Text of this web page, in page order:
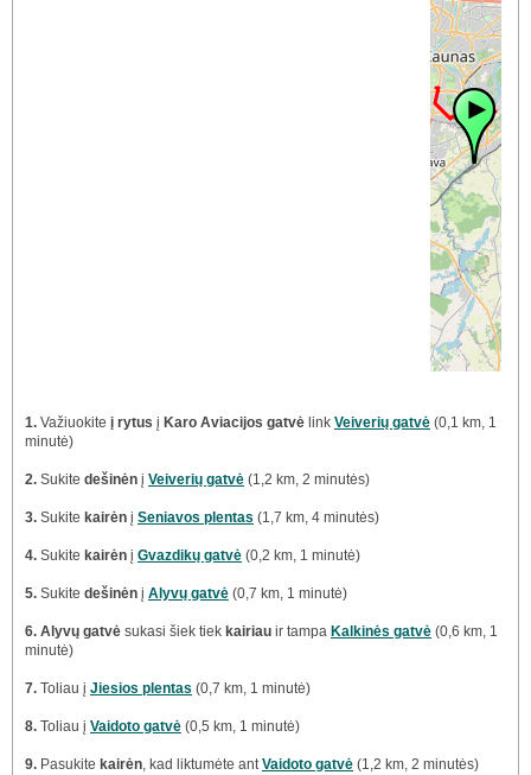
1. Važiuokite į rytus į Karo Aviacijos gatvė link Veiverių gatvė (0,1 km, 1
minutė)
2. Sukite dešinėn į Veiverių gatvė (1,2 km, 2 minutės)
3. Sukite kairėn į Seniavos plentas (1,7 km, 4 minutės)
4. Sukite kairėn į Gvazdikų gatvė (0,2 km, 1 minutė)
5. Sukite dešinėn į Alyvų gatvė (0,7 km, 1 minutė)
6. Alyvų gatvė sukasi šiek tiek kairiau ir tampa Kalkinės gatvė (0,6 km, 1
minutė)
7. Toliau į Jiesios plentas (0,7 km, 1 minutė)
8. Toliau į Vaidoto gatvė (0,5 km, 1 minutė)
9. Pasukite kairėn, kad liktumėte antVaidoto gatvė (1,2 km, 2 minutės)